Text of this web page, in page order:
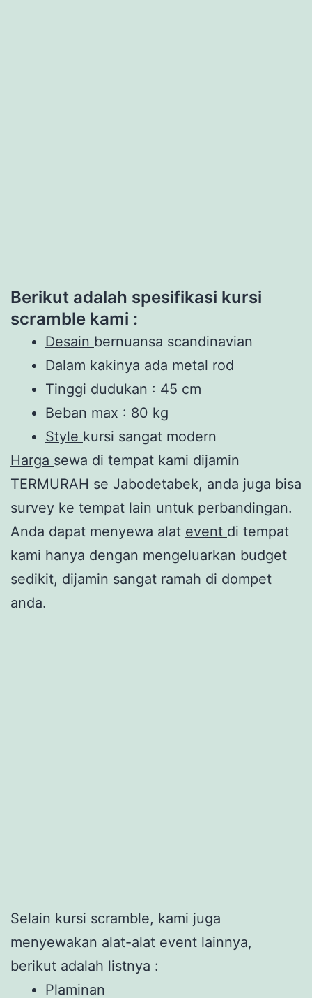
Berikut adalah spesifikasi kursi
scramble kami :
Desain bernuansa scandinavian
Dalam kakinya ada metal rod
Tinggi dudukan : 45 cm
Beban max : 80 kg
Style kursi sangat modern
Harga sewa di tempat kami dijamin
TERMURAH se Jabodetabek, anda juga bisa
survey ke tempat lain untuk perbandingan.
Anda dapat menyewa alat event di tempat
kami hanya dengan mengeluarkan budget
sedikit, dijamin sangat ramah di dompet
anda.
Selain kursi scramble, kami juga
menyewakan alat-alat event lainnya,
berikut adalah listnya :
Plaminan